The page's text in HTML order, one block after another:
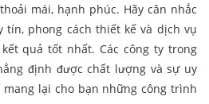
mái, hạnh phúc. Hãy cân nhắc
tín, phong cách thiết kế và dịch vụ
quả tốt nhất. Các công ty trong
định được chất lượng và sự uy
lại cho bạn những công trình